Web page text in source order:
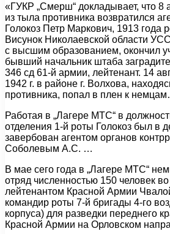
«ГУКР „Смерш“ докладывает, что 8
из тыла противника возвратился
Голокоз Петр Маркович, 1913 года
Висунок Николаевской области
с высшим образованием, окончил
бывший начальник штаба
346 сд 61-й армии, лейтенант. 14
1942 г. в районе г. Волхова,
противника, попал в плен к
Работая в „Лагере МТС“ в
отделения 1-й роты Голокоз был в
завербован агентом органов
Соболевым А.С. …
В мае сего года в „Лагере МТС“
отряд численностью 150 человек
лейтенантом Красной Армии
командир роты 7-й бригады 4-го
корпуса) для разведки переднего
Красной Армии на Орловском